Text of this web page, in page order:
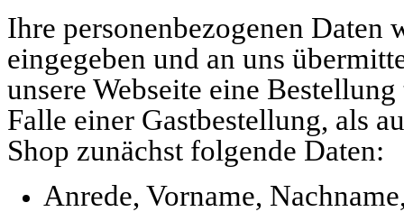
Ihre personenbezogenen Daten
eingegeben und an uns
unsere Webseite eine
Falle einer Gastbestellung, als
Shop zunächst folgende Daten:
Anrede, Vorname,